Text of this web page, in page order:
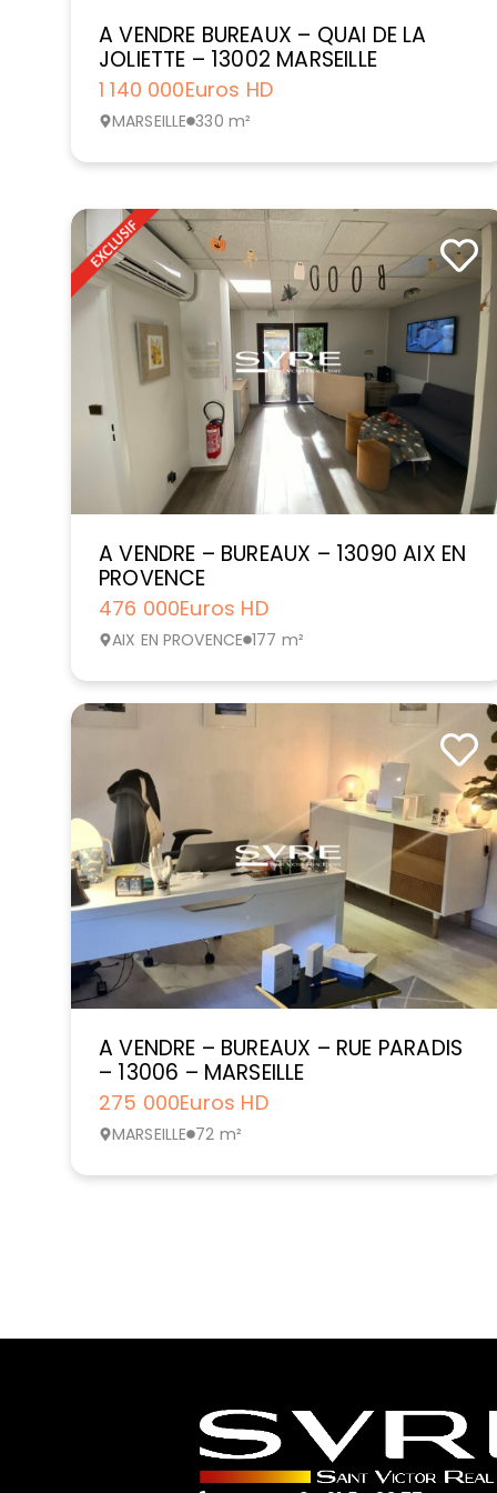
A VENDRE BUREAUX – QUAI DE LA
JOLIETTE – 13002 MARSEILLE
1 140 000Euros HD
MARSEILLE 330 m²
A VENDRE – BUREAUX – 13090 AIX EN
PROVENCE
476 000Euros HD
AIX EN PROVENCE 177 m²
A VENDRE – BUREAUX – RUE PARADIS
– 13006 – MARSEILLE
275 000Euros HD
MARSEILLE 72 m²